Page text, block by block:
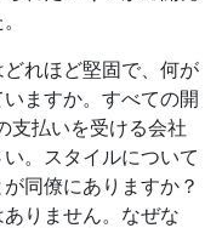
れほど堅固で、何が
ますか。すべての開
支払いを受ける会社
。スタイルについて
同僚にありますか？
りません。なぜな